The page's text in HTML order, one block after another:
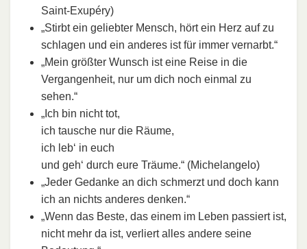
Saint-Exupéry)
„Stirbt ein geliebter Mensch, hört ein Herz auf zu
schlagen und ein anderes ist für immer vernarbt.“
„Mein größter Wunsch ist eine Reise in die
Vergangenheit, nur um dich noch einmal zu
sehen.“
„Ich bin nicht tot,
ich tausche nur die Räume,
ich leb‘ in euch
und geh‘ durch eure Träume.“ (Michelangelo)
„Jeder Gedanke an dich schmerzt und doch kann
ich an nichts anderes denken.“
„Wenn das Beste, das einem im Leben passiert ist,
nicht mehr da ist, verliert alles andere seine